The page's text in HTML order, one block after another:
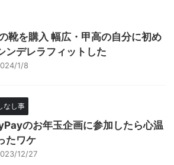
靴を購入 幅広・甲高の自分に初め
ンデレラフィットした
1/8
なし事
のお年玉企画に参加したら心温
たワケ
12/27